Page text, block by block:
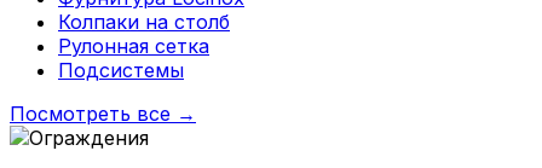
Колпаки на столб
Рулонная сетка
Подсистемы
Посмотреть все →